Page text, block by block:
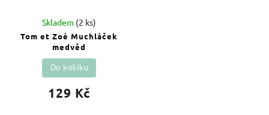
Tom et Zoé Muchláček
medvěd
Skladem (2 ks)
129 Kč
Do košíku